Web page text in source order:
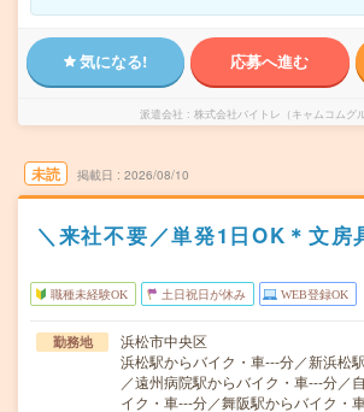
気になる! 応募へ進む
派遣会社 株式会社バイトレ（キャムコムグ
未読 掲載日 2026/08/10
＼来社不要／単発1日OK＊文房
職種未経験OK 土日祝日が休み WEB登録OK
勤務地
浜松市中央区
浜松駅からバイク・車---分／新浜松
／遠州病院駅からバイク・車---分／
イク・車---分／舞阪駅からバイク・